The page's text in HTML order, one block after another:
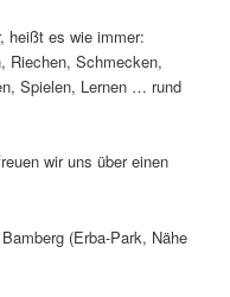
heißt es wie immer:
Riechen, Schmecken,
Spielen, Lernen … rund
wir uns über einen
(Erba-Park, Nähe